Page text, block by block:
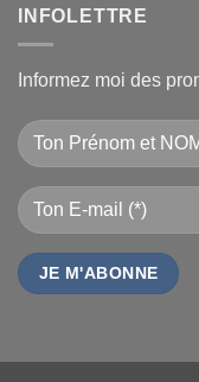
INFOLETTRE
Informez moi des